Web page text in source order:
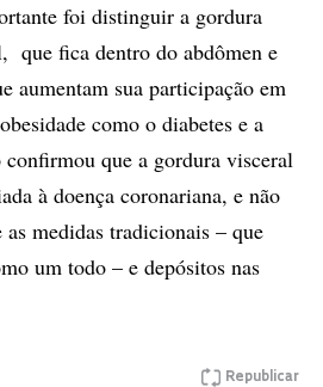
foi distinguir a gordura
que fica dentro do abdômen e
aumentam sua participação em
como o diabetes e a
confirmou que a gordura visceral
à doença coronariana, e não
medidas tradicionais – que
um todo – e depósitos nas
Republicar